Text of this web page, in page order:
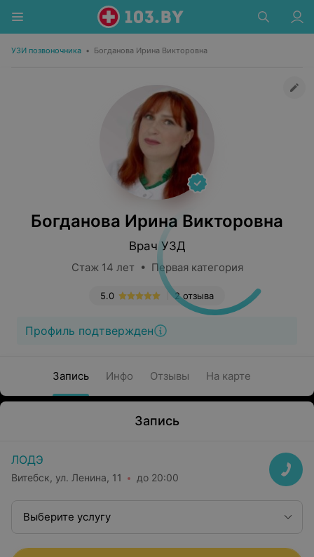
УЗИ позвоночника • Богданова Ирина Викторовна
Богданова Ирина Викторовна
Врач УЗД
Стаж 14 лет • Первая категория
2 отзыва
5.0
Профиль подтвержден
Запись Инфо Отзывы На карте
Запись
ЛОДЭ
Витебск, ул. Ленина, 11 до 20:00
Выберите услугу